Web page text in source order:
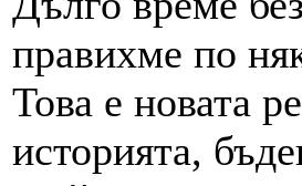
правихме по
Това е новата
историята,